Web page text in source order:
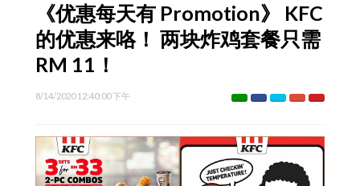
《优惠每天有 Promotion》 KFC
的优惠来咯！ 两块炸鸡套餐只需
RM 11！
8/14/2020 12:40:00 下午